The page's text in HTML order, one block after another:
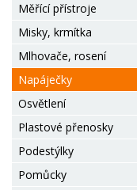
Měřící přístroje
Misky, krmítka
Mlhovače, rosení
Napáječky
Osvětlení
Plastové přenosky
Podestýlky
Pomůcky